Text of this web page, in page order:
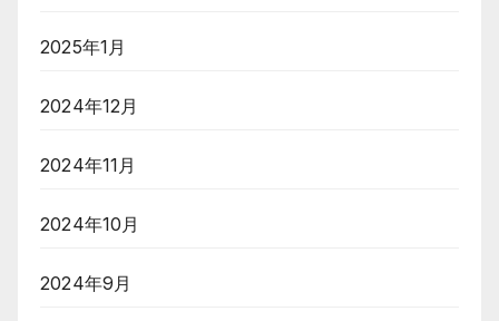
2025年1月
2024年12月
2024年11月
2024年10月
2024年9月